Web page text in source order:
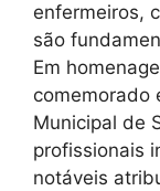
enfermeiros,
são
Em
comemorado
Municipal de
profissionais
notáveis